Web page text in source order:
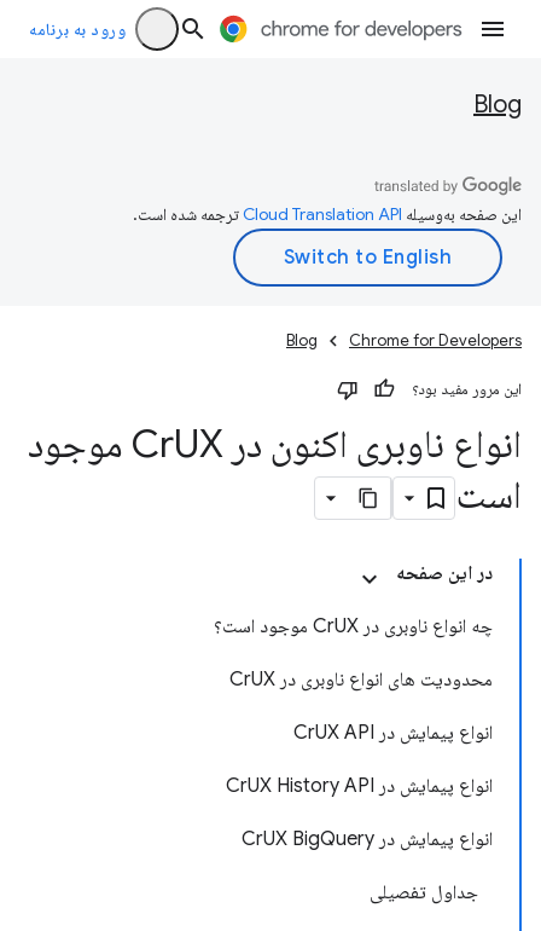
ورود به برنامه
Blog
این صفحه به‌وسیله ترجمه شده است.
Chrome for Developers
Blog
این مرور مفید بود؟
انواع ناوبری اکنون در Cr
UX موجود
است
در این صفحه
چه انواع ناوبری در CrUX موجود است؟
محدودیت های انواع ناوبری در CrUX
انواع پیمایش در CrUX API
انواع پیمایش در CrUX History API
انواع پیمایش در CrUX BigQuery
جداول تفصیلی